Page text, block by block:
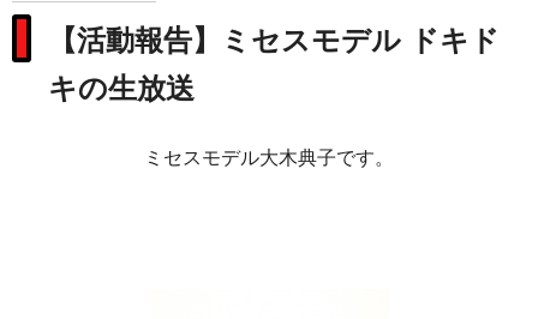
【活動報告】ミセスモデル ドキド
キの生放送
ミセスモデル大木典子です。